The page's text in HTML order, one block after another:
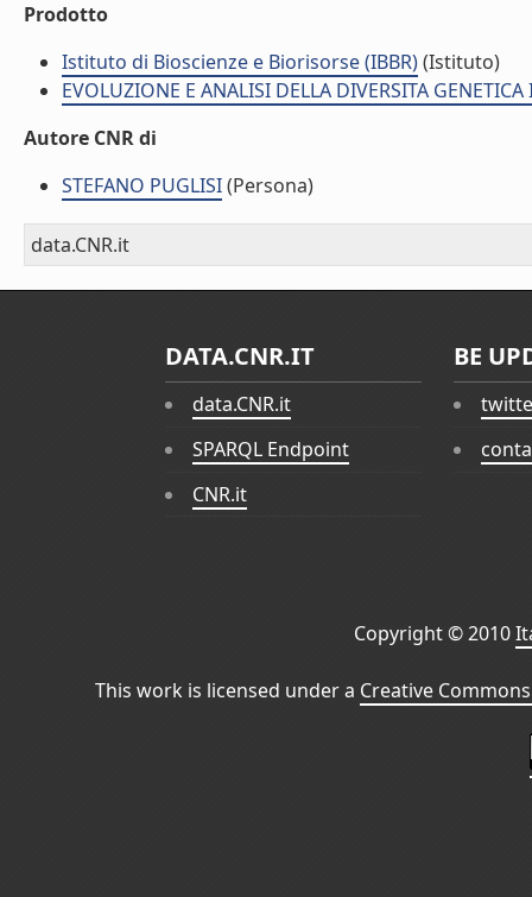
Prodotto
Istituto di Bioscienze e Biorisorse (IBBR)(Istituto)
EVOLUZIONE E ANALISI DELLA DIVERSITA
Autore CNR di
STEFANO PUGLISI(Persona)
data.CNR.it
DATA.CNR.IT
data.CNR.it
SPARQL Endpoint
CNR.it
BE
Copyright © 2010
This work is licensed under a Creative